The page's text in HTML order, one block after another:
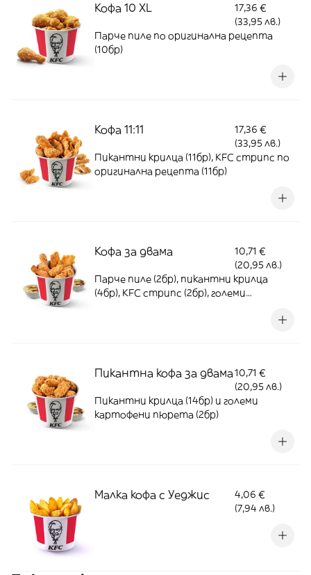
Кофа 10 XL
17,36 €
(33,95 лв.)
Парче пиле по оригинална рецепта
(10бр)
Кофа 11:11
17,36 €
(33,95 лв.)
Пикантни крилца (11бр), KFC стрипс по
оригинална рецепта (11бр)
Кофа за двама
10,71 €
(20,95 лв.)
Парче пиле (2бр), пикантни крилца
(4бр), KFC стрипс (2бр), големи
Пикантна кофа за двама10,71 €
(20,95 лв.)
Пикантни крилца (14бр) и големи
картофени пюрета (2бр)
Малка кофа с Уеджис
4,06 €
(7,94 лв.)